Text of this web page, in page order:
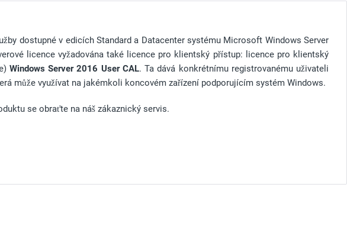
dostupné v edicích Standard a Datacenter systému Microsoft Windows Server
licence vyžadována také licence pro klientský přístup: licence pro klientský
Windows Server 2016 User CAL. Ta dává konkrétnímu registrovanému uživateli
může využívat na jakémkoli koncovém zařízení podporujícím systém Windows.
se obraťte na náš zákaznický servis.